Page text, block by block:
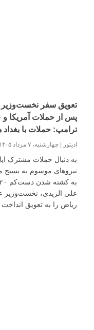
تعویق سفر نخست‌وزیر
پس از حملات آمریکا و
ترامپ: حملات با بغداد
ادیتور چهارشنبه، ۷ مرداد ۱۴۰۵
به دنبال حملات مشترک
نیروهای موسوم به
علی الزیدی، نخست‌وزیر
ریاض را به تعویق